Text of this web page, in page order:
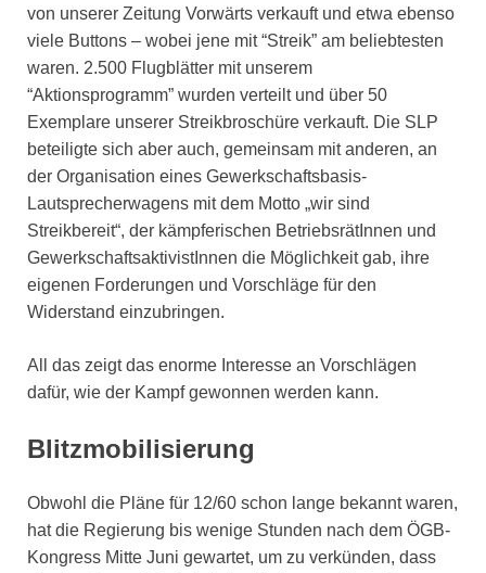
von unserer Zeitung Vorwärts verkauft und etwa ebenso
viele Buttons – wobei jene mit “Streik” am beliebtesten
waren. 2.500 Flugblätter mit unserem
“Aktionsprogramm” wurden verteilt und über 50
Exemplare unserer Streikbroschüre verkauft. Die SLP
beteiligte sich aber auch, gemeinsam mit anderen, an
der Organisation eines Gewerkschaftsbasis-
Lautsprecherwagens mit dem Motto „wir sind
Streikbereit“, der kämpferischen BetriebsrätInnen und
GewerkschaftsaktivistInnen die Möglichkeit gab, ihre
eigenen Forderungen und Vorschläge für den
Widerstand einzubringen.
All das zeigt das enorme Interesse an Vorschlägen
dafür, wie der Kampf gewonnen werden kann.
Blitzmobilisierung
Obwohl die Pläne für 12/60 schon lange bekannt waren,
hat die Regierung bis wenige Stunden nach dem ÖGB-
Kongress Mitte Juni gewartet, um zu verkünden, dass